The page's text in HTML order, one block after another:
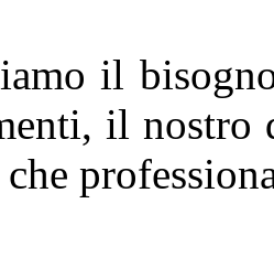
il
il nostro